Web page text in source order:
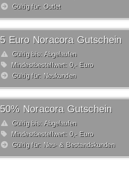
Gültig für: Outlet
5 Euro Noracora Gutschein
Gültig bis: Abgelaufen
Mindestbestellwert: 0,- Euro
Gültig für: Neukunden
50% Noracora Gutschein
Gültig bis: Abgelaufen
Mindestbestellwert: 0,- Euro
Gültig für: Neu- & Bestandskunden